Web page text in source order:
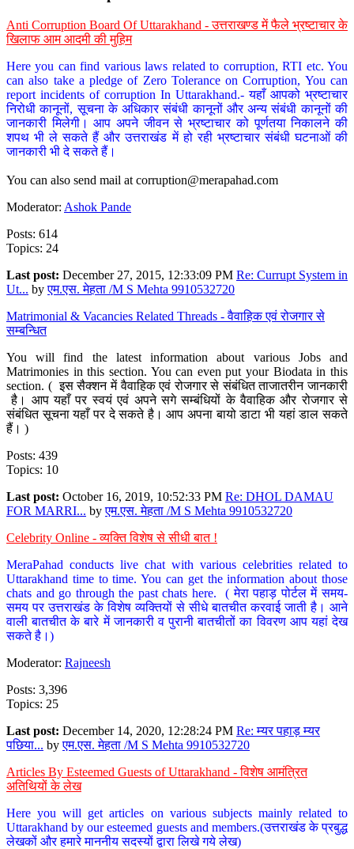
Anti Corruption Board Of Uttarakhand - उत्तराखण्ड में फैले भ्रष्टाचार के
खिलाफ आम आदमी की मुहिम
Here you can find various laws related to corruption, RTI etc. You
can also take a pledge of Zero Tolerance on Corruption, You can
report incidents of corruption In Uttarakhand.- यहाँ आपको भ्रष्टाचार
निरोधी कानूनों, सूचना के अधिकार संबंधी कानूनों और अन्य संबंधी कानूनों की
जानकारी मिलेगी। आप अपने जीवन से भ्रष्टाचार को पूर्णतया निकालने की
शपथ भी ले सकते हैं और उत्तराखंड में हो रही भ्रष्टाचार संबंधी घटनाओं की
जानकारी भी दे सकते हैं।
You can also send mail at corruption@merapahad.com
Moderator: Ashok Pande
Posts: 614
Topics: 24
Last post: December 27, 2015, 12:33:09 PM Re: Currupt System in
Ut... byएम.एस. मेहता /M S Mehta 9910532720
Matrimonial & Vacancies Related Threads - वैवाहिक एवं रोजगार से
सम्बन्धित
You will find the latest information about various Jobs and
Matrimonies in this section. You can even put your Biodata in this
section. ( इस सैक्शन में वैवाहिक एवं रोजगार से संबंधित ताजातरीन जानकारी
है। आप यहाँ पर स्वयं एवं अपने सगे सम्बंधियों के वैवाहिक और रोजगार से
संबंधित सूचना यहाँ पर दे सकते है। आप अपना बायो डाटा भी यहां डाल सकते
हैं। )
Posts: 439
Topics: 10
Last post: October 16, 2019, 10:52:33 PM Re: DHOL DAMAU
FOR MARRI... byएम.एस. मेहता /M S Mehta 9910532720
Celebrity Online - व्यक्ति विशेष से सीधी बात !
MeraPahad conducts live chat with various celebrities related to
Uttarakhand time to time. You can get the information about those
chats and go through the past chats here. ( मेरा पहाड़ पोर्टल में समय-
समय पर उत्तराखंड के विशेष व्यक्तियों से सीधे बातचीत करवाई जाती है। आने
वाली बातचीत के बारे में जानकारी व पुरानी बातचीतों का विवरण आप यहां देख
सकते है।)
Moderator: Rajneesh
Posts: 3,396
Topics: 25
Last post: December 14, 2020, 12:28:24 PM Re: म्यर पहाड़ म्यर
पछिया... byएम.एस. मेहता /M S Mehta 9910532720
Articles By Esteemed Guests of Uttarakhand - विशेष आमंत्रित
अतिथियों के लेख
Here you will get articles on various subjects mainly related to
Uttarakhand by our esteemed guests and members.(उत्तराखंड के प्रबुद्ध
लेखकों और हमारे माननीय सदस्यों द्वारा लिखे गये लेख)